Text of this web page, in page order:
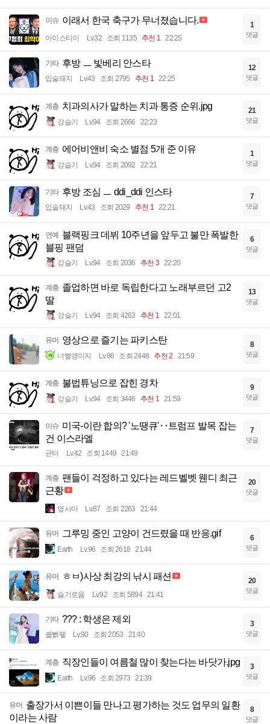
이슈 이래서 한국 축구가 무너졌습니다.
아이스티이 Lv.32 조회 1135 추천 1 22:25
1
댓글
기타 후방 ㅡ 빛베리 안스타
입술돼지 Lv.43 조회 2795 추천 1 22:25
12
댓글
계층 치과의사가 말하는 치과 통증 순위.jpg
강슬기 Lv.94 조회 2666 22:23
21
댓글
계층 에어비앤비 숙소 별점 5개 준 이유
강슬기 Lv.94 조회 2092 22:21
1
댓글
기타 후방 조심 ㅡ ddi_ddi 인스타
입술돼지 Lv.43 조회 2029 추천 1 22:21
7
댓글
연예
블랙핑크 데뷔 10주년을 앞두고 불만 폭발한
블핑 팬덤
강슬기 Lv.94 조회 2036 추천 3 22:20
6
댓글
계층 졸업하면 바로 독립한다고 노래부르던 고2
딸
강슬기 Lv.94 조회 4263 추천 1 22:01
13
댓글
유머 영상으로 즐기는 파키스탄
너빨갱이지 Lv.86 조회 2448 추천 2 21:59
8
댓글
계층 불법튜닝으로 잡힌 경차
강슬기 Lv.94 조회 3446 추천 1 21:59
9
댓글
이슈 미국-이란 합의? '노땡큐'‥트럼프 발목 잡는
건 이스라엘
균터 Lv.42 조회 1449 21:49
7
댓글
계층 팬들이 걱정하고 있다는 레드벨벳 웬디 최근
근황
옆사마 Lv.87 조회 2263 21:44
20
댓글
유머 그루밍 중인 고양이 건드렸을 때 반응.gif
Earth Lv.96 조회 2618 21:44
6
댓글
유머 ㅎㅂ)사상 최강의 낚시 패션
슬기로움 Lv.92 조회 5894 21:41
20
댓글
기타 ??? : 학생은 제외
꿻뻵뗗 Lv.90 조회 2053 21:40
3
댓글
계층 직장인들이 여름철 많이 찾는다는 바닷가.jpg
Earth Lv.96 조회 2973 21:39
3
댓글
유머 출장가서 이쁜이들 만나고 평가하는 것도 업무의 일환
이라는 사람
8
댓글